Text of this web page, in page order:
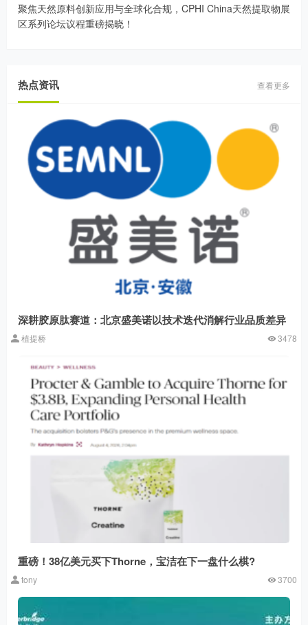
聚焦天然原料创新应用与全球化合规，CPHI China天然提取物展
区系列论坛议程重磅揭晓！
热点资讯 查看更多
深耕胶原肽赛道：北京盛美诺以技术迭代消解行业品质差异
植提桥 3478
重磅！38亿美元买下Thorne，宝洁在下一盘什么棋?
tony 3700